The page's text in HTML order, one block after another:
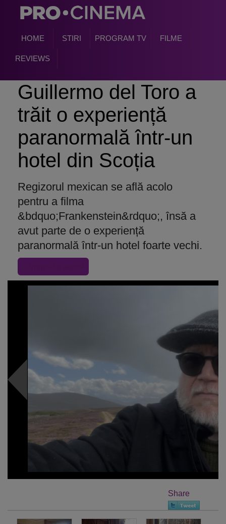
HOME STIRI PROGRAM TV FILME
REVIEWS
Guillermo del Toro a
trăit o experiență
paranormală într-un
hotel din Scoția
Regizorul mexican se află acolo
pentru a filma
&bdquo;Frankenstein&rdquo;, însă a
avut parte de o experiență
paranormală într-un hotel foarte vechi.
Share